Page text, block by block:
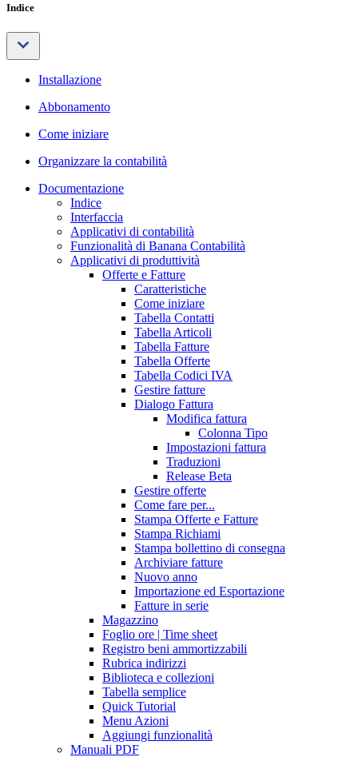
Indice
Installazione
Abbonamento
Come iniziare
Organizzare la contabilità
Documentazione
Indice
Interfaccia
Applicativi di contabilità
Funzionalità di Banana Contabilità
Applicativi di produttività
Offerte e Fatture
Caratteristiche
Come iniziare
Tabella Contatti
Tabella Articoli
Tabella Fatture
Tabella Offerte
Tabella Codici IVA
Gestire fatture
Dialogo Fattura
Modifica fattura
Colonna Tipo
Impostazioni fattura
Traduzioni
Release Beta
Gestire offerte
Come fare per...
Stampa Offerte e Fatture
Stampa Richiami
Stampa bollettino di consegna
Archiviare fatture
Nuovo anno
Importazione ed Esportazione
Fatture in serie
Magazzino
Foglio ore | Time sheet
Registro beni ammortizzabili
Rubrica indirizzi
Biblioteca e collezioni
Tabella semplice
Quick Tutorial
Menu Azioni
Aggiungi funzionalità
Manuali PDF